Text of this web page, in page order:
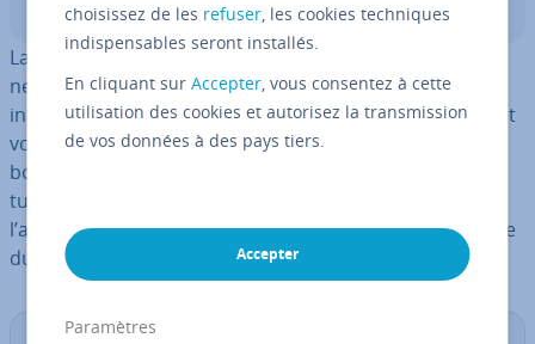
Sommaire
La présence en ligne de votre boutique est opé­ra­tion­
nelle et les produits proposés sont com­plè­te­ment
intégrés dans le système. La publicité a fait son travail et
voilà déjà les premiers clients navigants sur votre
boutique en ligne. Afin de pour­suivre de manière fruc­
tueuse votre dé­ve­lop­pe­ment, vous devez planifier à
l’avance d’autres éléments : une com­po­sante es­sen­tielle
du
marketing mix est en effet ladis­tri­bu­tion.
choisissez de les refuser, les cookies techniques
indispensables seront installés.
En cliquant surAccepter, vous consentez à cette
utilisation des cookies et autorisez la transmission
de vos données à des pays tiers.
Accepter
Paramètres